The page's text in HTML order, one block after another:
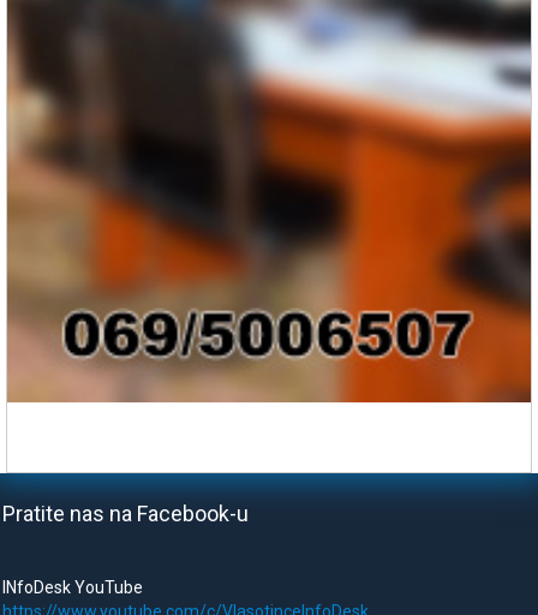
Pratite nas na Facebook-u
INfoDesk YouTube